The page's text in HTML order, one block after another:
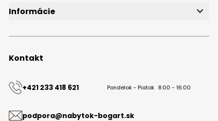
Informácie
Obchodné podmienky
Kontakt
Kontakt
+421 233 418 621 Pondelok - Piatok 8:00 - 16:00
podpora@nabytok-bogart.sk